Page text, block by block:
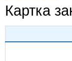
Картка